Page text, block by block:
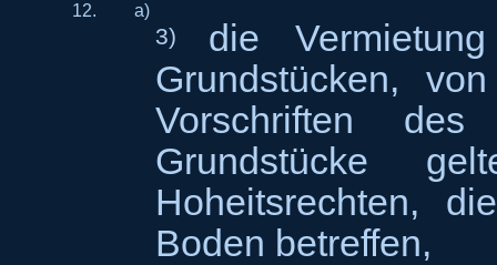
12. a)
3) die
Grundstücken,
Vorschriften
Grundstücke
Hoheitsrechten,
Boden betreffen,